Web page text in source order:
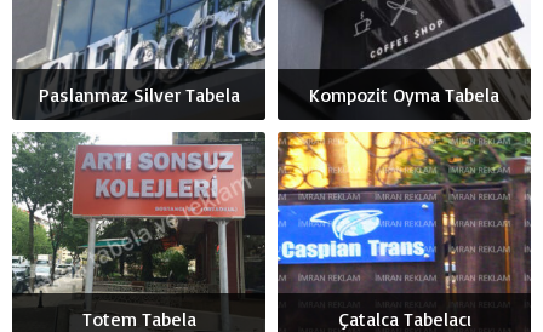
Paslanmaz Silver Tabela Kompozit Oyma Tabela
Totem Tabela Çatalca Tabelacı